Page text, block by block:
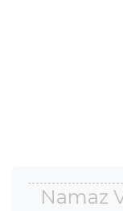
Namaz